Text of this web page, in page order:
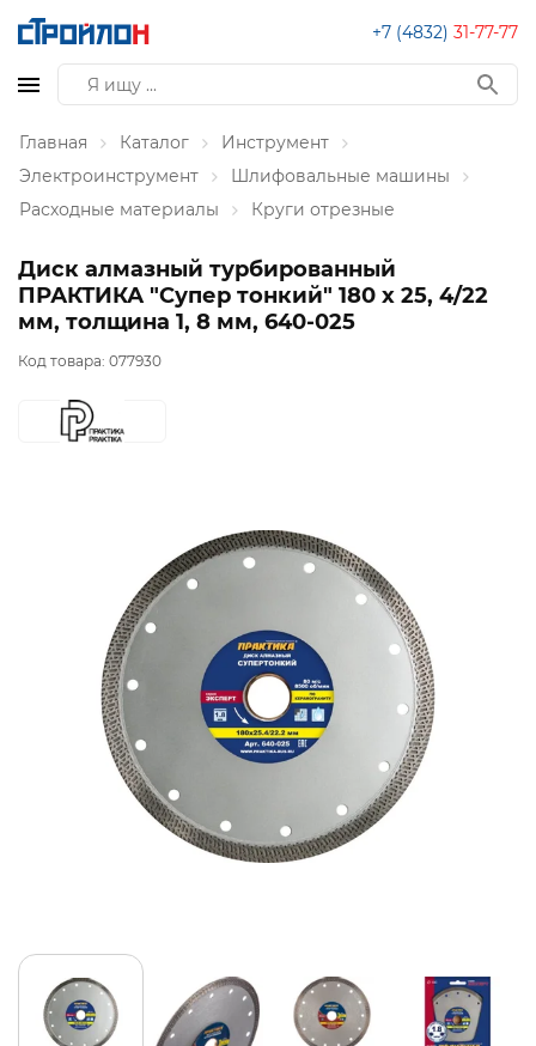
+7 (4832) 31-77-77
Главная Каталог
Инструмент
Электроинструмент
Шлифовальные машины
Расходные материалы
Круги отрезные
Диск алмазный турбированный
ПРАКТИКА "Супер тонкий" 180 х 25, 4/22
мм, толщина 1, 8 мм, 640-025
Код товара: 077930